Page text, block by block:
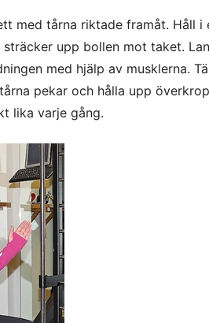
med tårna riktade framåt. Håll i
upp bollen mot taket.
med hjälp av musklerna.
pekar och hålla upp
lika varje gång.